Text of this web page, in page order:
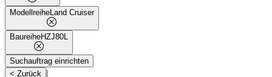
ModellreiheLand Cruiser
BaureiheHZJ80L
Suchauftrag einrichten
< Zurück |